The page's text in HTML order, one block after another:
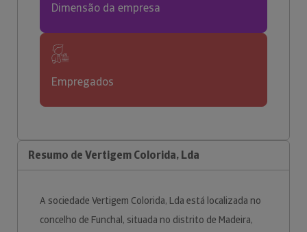
Dimensão da empresa
Empregados
Resumo de Vertigem Colorida, Lda
A sociedade Vertigem Colorida, Lda está localizada no
concelho de Funchal, situada no distrito de Madeira,